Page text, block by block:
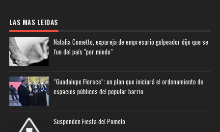
LAS MAS LEIDAS
Natalia Cometto, expareja de empresario golpeador dijo que se
fue del país "por miedo"
“Guadalupe Florece”: un plan que iniciará el ordenamiento de
espacios públicos del popular barrio
Suspenden Fiesta del Pomelo